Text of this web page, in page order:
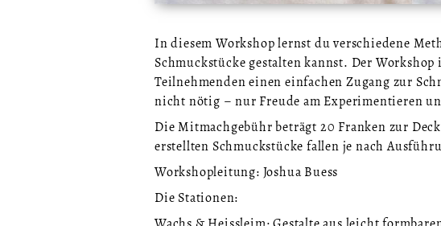
In diesem Workshop lernst du verschiedene
Schmuckstücke gestalten kannst. Der
Teilnehmenden einen einfachen Zugang zur
nicht nötig – nur Freude am Experimentieren
Die Mitmachgebühr beträgt 20 Franken zur
erstellten Schmuckstücke fallen je nach
Workshopleitung: Joshua Buess
Die Stationen: